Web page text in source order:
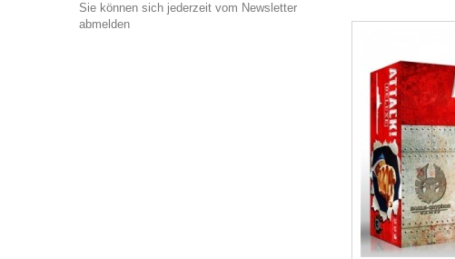
Sie können sich jederzeit vom Newsletter
abmelden